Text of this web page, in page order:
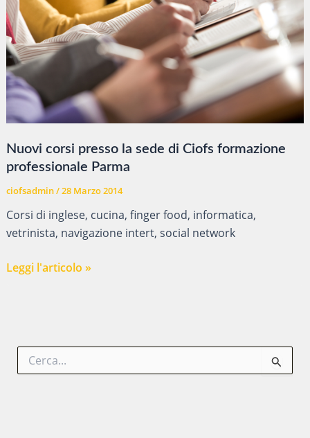
Nuovi corsi presso la sede di Ciofs formazione
professionale Parma
ciofsadmin/28 Marzo 2014
Corsi di inglese, cucina, finger food, informatica,
vetrinista, navigazione intert, social network
Nuovi
Ciofs
Leggi l'articolo »
C